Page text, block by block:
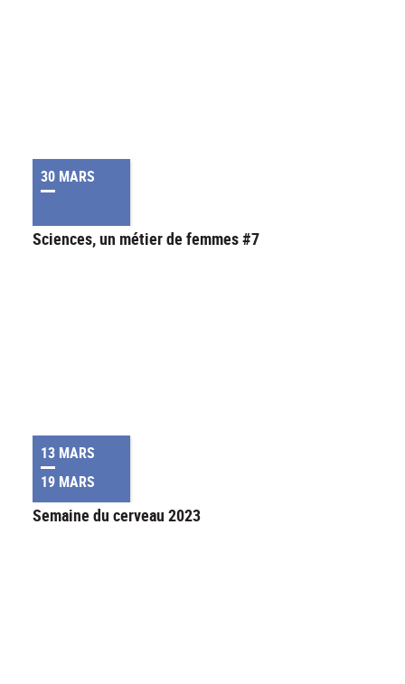
30 MARS
Sciences, un métier de femmes #7
13 MARS
19 MARS
Semaine du cerveau 2023